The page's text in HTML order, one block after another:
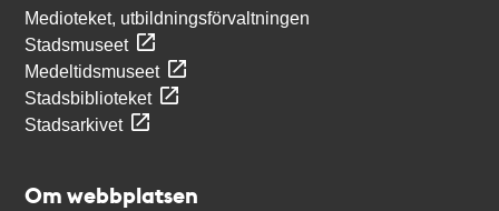
Medioteket, utbildningsförvaltningen
Stadsmuseet
Medeltidsmuseet
Stadsbiblioteket
Stadsarkivet
Om webbplatsen